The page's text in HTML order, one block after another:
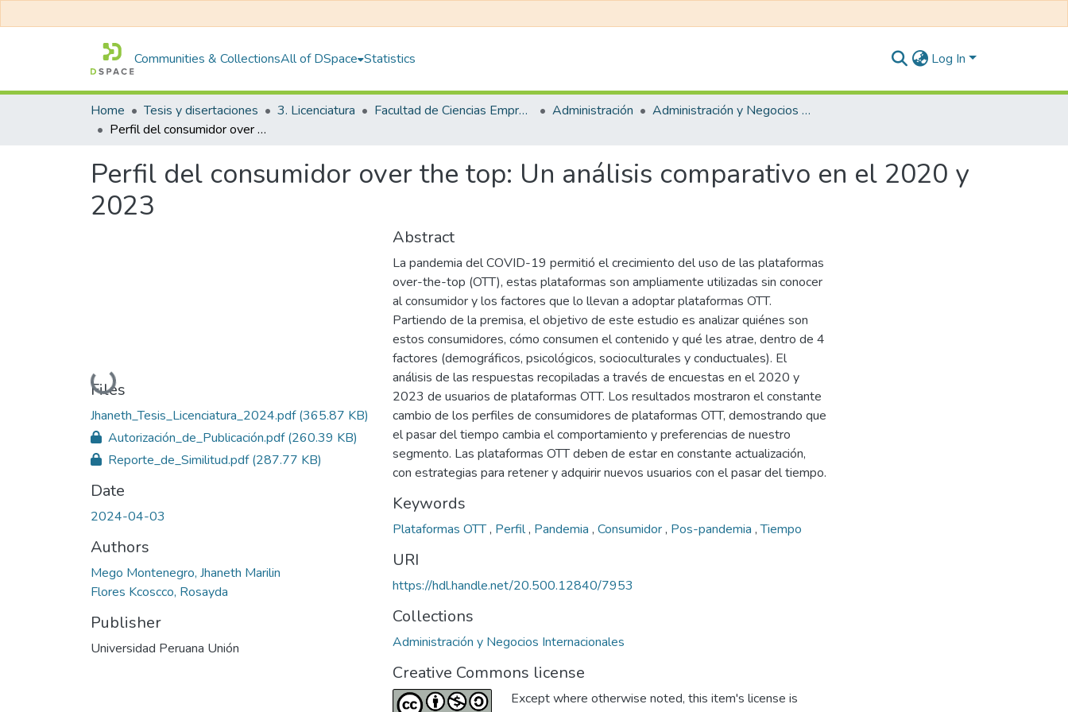
Communities & CollectionsAll of DSpace Statistics Log In
Home Tesis y disertaciones 3. Licenciatura Facultad de Ciencias Empresariales Administración
Administración y Negocios Internacionales
Perfil del consumidor over the top: Un análisis comparativo en el 2020 y 2023
Perfil del consumidor over the top: Un análisis comparativo en el 2020 y
2023
Loading...
Files
Jhaneth_Tesis_Licenciatura_2024.pdf(365.87 KB)
Autorización_de_Publicación.pdf(260.39 KB)
Reporte_de_Similitud.pdf(287.77 KB)
Date
2024-04-03
Authors
Mego Montenegro, Jhaneth Marilin
Flores Kcoscco, Rosayda
Publisher
Universidad Peruana Unión
Abstract
La pandemia del COVID-19 permitió el crecimiento del uso de las plataformas
over-the-top (OTT), estas plataformas son ampliamente utilizadas sin conocer
al consumidor y los factores que lo llevan a adoptar plataformas OTT.
Partiendo de la premisa, el objetivo de este estudio es analizar quiénes son
estos consumidores, cómo consumen el contenido y qué les atrae, dentro de 4
factores (demográficos, psicológicos, socioculturales y conductuales). El
análisis de las respuestas recopiladas a través de encuestas en el 2020 y
2023 de usuarios de plataformas OTT. Los resultados mostraron el constante
cambio de los perfiles de consumidores de plataformas OTT, demostrando que
el pasar del tiempo cambia el comportamiento y preferencias de nuestro
segmento. Las plataformas OTT deben de estar en constante actualización,
con estrategias para retener y adquirir nuevos usuarios con el pasar del tiempo.
Keywords
Plataformas OTT, Perfil, Pandemia , Consumidor, Pos-pandemia ,Tiempo
URI
https://hdl.handle.net/20.500.12840/7953
Collections
Administración y Negocios Internacionales
Creative Commons license
Except where otherwise noted, this item's license is